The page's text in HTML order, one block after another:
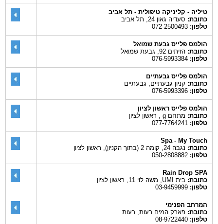
טיליה - קליניקה טיפולית - תל אביב
כתובת:סעדיה גאון 24, תל אביב
טלפון:072-2500493
הולמס פלייס גבעת שמואל
כתובת:הזיתים 92, גבעת שמואל
טלפון:076-5993384
הולמס פלייס גבעתיים
כתובת:קניון גבעתיים, גבעתיים
טלפון:076-5993396
הולמס פלייס ראשון לציון
כתובת:מתחם g , ראשון לציון
טלפון:077-7764241
Spa - My Touch
כתובת:נגבה 24, קומה 2 (בתוך הקניון), ראשון לציון
טלפון:050-2808882
Rain Drop SPA
כתובת:בית UMI, משה לוי 11, ראשון לציון
טלפון:03-9459999
המרחב הפנימי
כתובת:פארק המים רעות, רעות
טלפון:08-9722440